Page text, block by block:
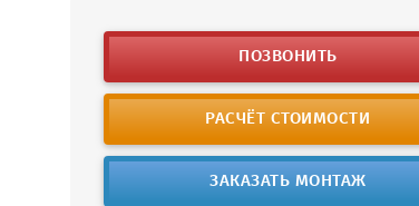
ПОЗВОНИТЬ
РАСЧЁТ СТОИМОСТИ
ЗАКАЗАТЬ МОНТАЖ